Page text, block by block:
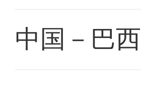
中国－巴